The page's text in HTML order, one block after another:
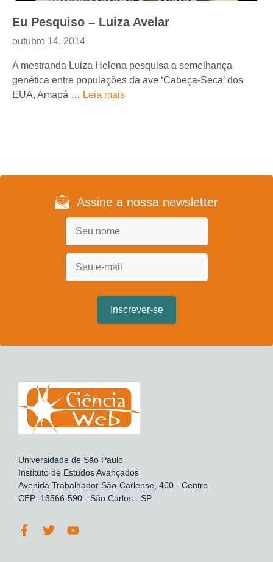
Eu Pesquiso – Luiza Avelar
outubro 14, 2014
A mestranda Luiza Helena pesquisa a semelhança
genética entre populações da ave ‘Cabeça-Seca’ dos
EUA, Amapá … Leia mais
Assine a nossa newsletter
Universidade de São Paulo
Instituto de Estudos Avançados
Avenida Trabalhador São-Carlense, 400 - Centro
CEP: 13566-590 - São Carlos - SP